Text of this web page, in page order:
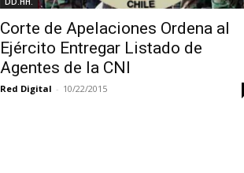
Corte de Apelaciones Ordena al
Ejército Entregar Listado de
Agentes de la CNI
Red Digital - 10/22/2015